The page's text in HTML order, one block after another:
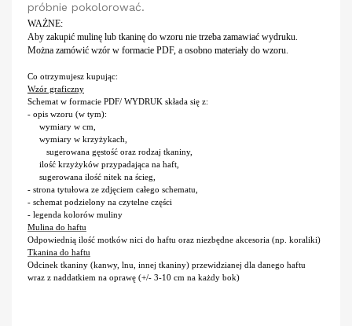
próbnie pokolorować.
WAŻNE:
Aby zakupić mulinę lub tkaninę do wzoru nie trzeba zamawiać wydruku.
Można zamówić wzór w formacie PDF, a osobno materiały do wzoru.
Co otrzymujesz kupując:
Wzór graficzny
Schemat w formacie PDF/ WYDRUK składa się z:
- opis wzoru (w tym):
wymiary w cm,
wymiary w krzyżykach,
sugerowana gęstość oraz rodzaj tkaniny,
ilość krzyżyków przypadająca na haft,
sugerowana ilość nitek na ścieg,
- strona tytułowa ze zdjęciem całego schematu,
- schemat podzielony na czytelne części
- legenda kolorów muliny
Mulina do haftu
Odpowiednią ilość motków nici do haftu oraz niezbędne akcesoria (np. koraliki)
Tkanina do haftu
Odcinek tkaniny (kanwy, lnu, innej tkaniny) przewidzianej dla danego haftu
wraz z naddatkiem na oprawę (+/- 3-10 cm na każdy bok)